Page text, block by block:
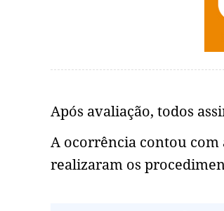
Após avaliação, todos
A ocorrência contou com
realizaram os